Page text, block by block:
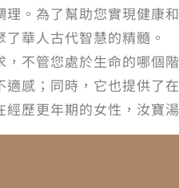
。為了幫助您實現健康
華人古代智慧的精髓。
不管您處於生命的哪個
感；同時，它也提供了
歷更年期的女性，汝寶